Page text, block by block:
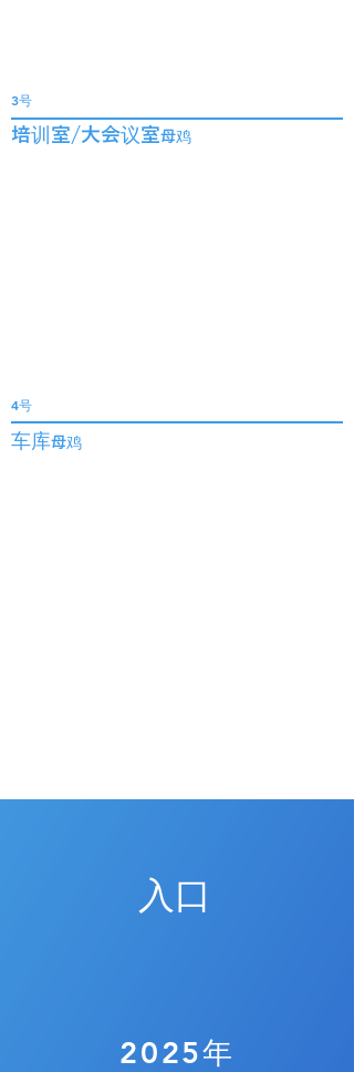
3号
培训室/大会议室母鸡
4号
车库母鸡
入口
2025年